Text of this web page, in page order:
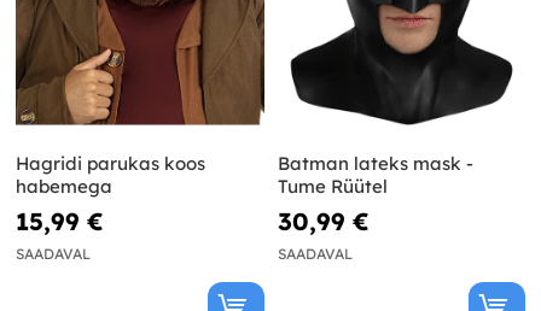
Hagridi parukas koos
habemega
15,99 €
SAADAVAL
Batman lateks mask -
Tume Rüütel
30,99 €
SAADAVAL